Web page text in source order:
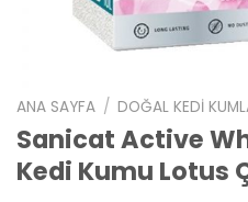
ANA SAYFA / DOĞAL KEDI
Sanicat Active
Kedi Kumu Lotus